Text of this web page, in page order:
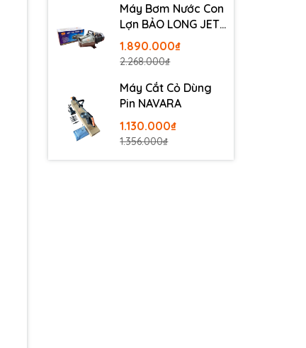
Máy Bơm Nước Con
Lợn BẢO LONG JET-
100
1.890.000₫
2.268.000₫
Máy Cắt Cỏ Dùng
Pin NAVARA
1.130.000₫
1.356.000₫